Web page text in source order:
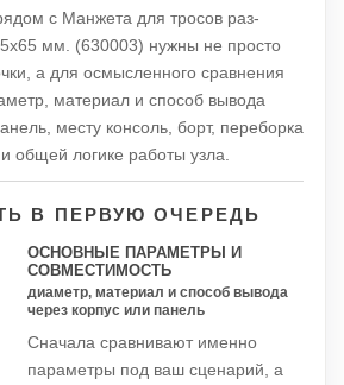
с Манжета для тросов раз-
мм. (630003) нужны не просто
а для осмысленного сравнения
материал и способ вывода
месту консоль, борт, переборка
общей логике работы узла.
В ПЕРВУЮ ОЧЕРЕДЬ
ОСНОВНЫЕ ПАРАМЕТРЫ И
СОВМЕСТИМОСТЬ
диаметр, материал и способ вывода
через корпус или панель
Сначала сравнивают именно
параметры под ваш сценарий, а